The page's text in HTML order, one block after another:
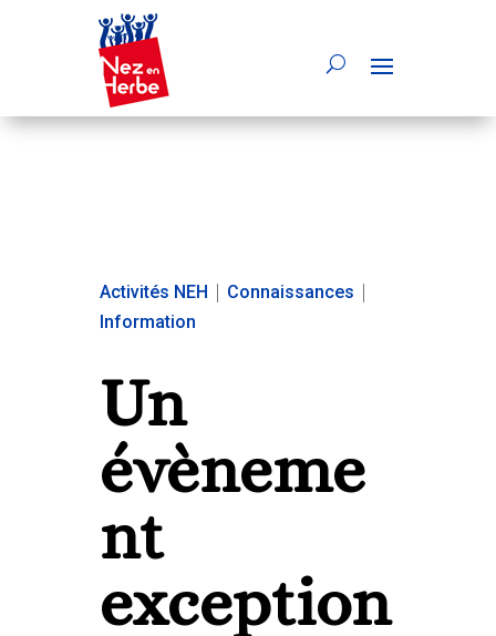
Activités NEH Connaissances
Information
Un
évèneme
nt
exception